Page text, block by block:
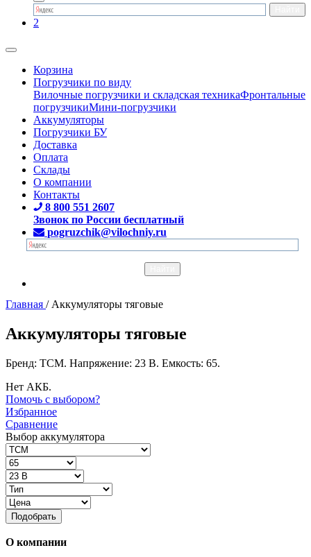
2
Корзина
Погрузчики по виду
Вилочные погрузчики и складская техникаФронтальные
погрузчикиМини-погрузчики
Аккумуляторы
Погрузчики БУ
Доставка
Оплата
Склады
О компании
Контакты
8 800 551 2607
Звонок по России бесплатный
pogruzchik@vilochniy.ru
Главная / Аккумуляторы тяговые
Аккумуляторы тяговые
Бренд: TCM. Напряжение: 23 В. Емкость: 65.
Нет АКБ.
Помочь с выбором?
Избранное
Сравнение
Выбор аккумулятора
Подобрать
О компании